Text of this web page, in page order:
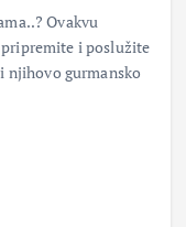
Ovakvu
i poslužite
njihovo gurmansko